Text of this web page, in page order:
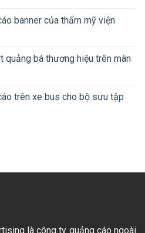
banner của thẩm mỹ viện
quảng bá thương hiệu trên màn
trên xe bus cho bộ sưu tập
là công ty quảng cáo ngoài